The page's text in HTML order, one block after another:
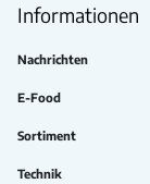
Informationen
Nachrichten
E-Food
Sortiment
Technik